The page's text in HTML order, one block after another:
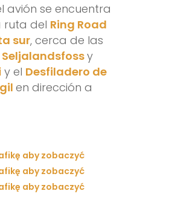
avión se encuentra
ruta del Ring Road
sur, cerca de las
Seljalandsfossy
y el Desfiladero de
en dirección a